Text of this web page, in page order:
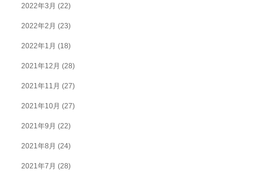
2022年3月 (22)
2022年2月 (23)
2022年1月 (18)
2021年12月 (28)
2021年11月 (27)
2021年10月 (27)
2021年9月 (22)
2021年8月 (24)
2021年7月 (28)